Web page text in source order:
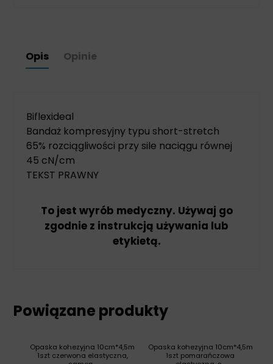
Opis Opinie
Biflexideal
Bandaż kompresyjny typu short-stretch
65% rozciągliwości przy sile naciągu równej
45 cN/cm
TEKST PRAWNY
To jest wyrób medyczny. Używaj go
zgodnie z instrukcją używania lub
etykietą.
Powiązane produkty
Opaska kohezyjna 10cm*4,5m
1szt pomarańczowa
Opaska kohezyjna 10cm*4,5m
1szt czerwona elastyczna,